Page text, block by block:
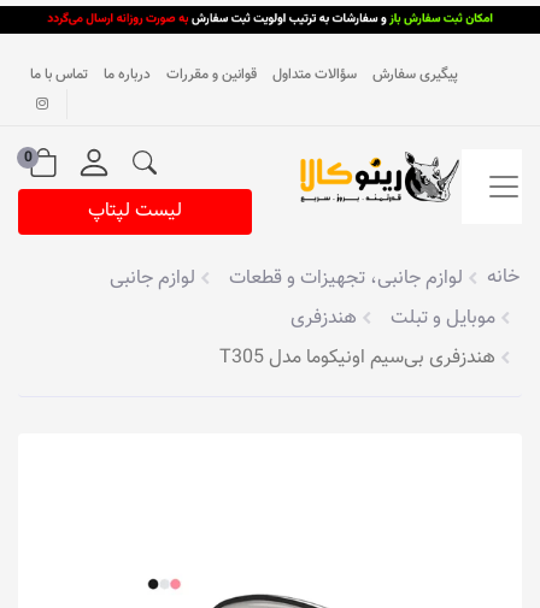
پیگیری سفارش سؤالات متداول قوانین و مقررات درباره ما تماس با ما
0
لیست لپتاپ
خانه لوازم جانبی، تجهیزات و قطعات
لوازم جانبی
موبایل و تبلت
هندزفری
هندزفری بی‌سیم اونیکوما مدل T305